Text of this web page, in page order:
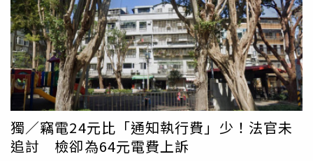
基屋管公司、趙姬投資公司、寄居蟹管理顧問公司共6處搜
索，並通知2名被告到案說明。兆基屋管曾於8月3日發布四
點聲明，強調原任董事長李建成已於7月29日辭去公司所有
職務，強調公司財務、資金獨立運作，客戶權益不受影響。
獨／竊電24元比「通知執行費」少！法官未
追討 檢卻為64元電費上訴